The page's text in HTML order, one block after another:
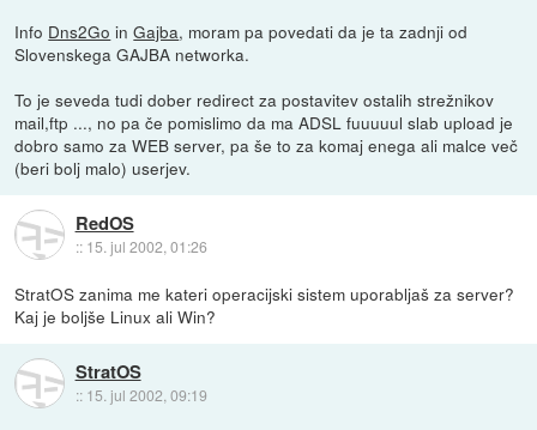
Info Dns2Go inGajba, moram pa povedati da je ta zadnji od
Slovenskega GAJBA networka.
To je seveda tudi dober redirect za postavitev ostalih strežnikov
mail,ftp ..., no pa če pomislimo da ma ADSL fuuuuul slab upload je
dobro samo za WEB server, pa še to za komaj enega ali malce več
(beri bolj malo) userjev.
RedOS
:: 15. jul 2002, 01:26
StratOS zanima me kateri operacijski sistem uporabljaš za server?
Kaj je boljše Linux ali Win?
StratOS
:: 15. jul 2002, 09:19